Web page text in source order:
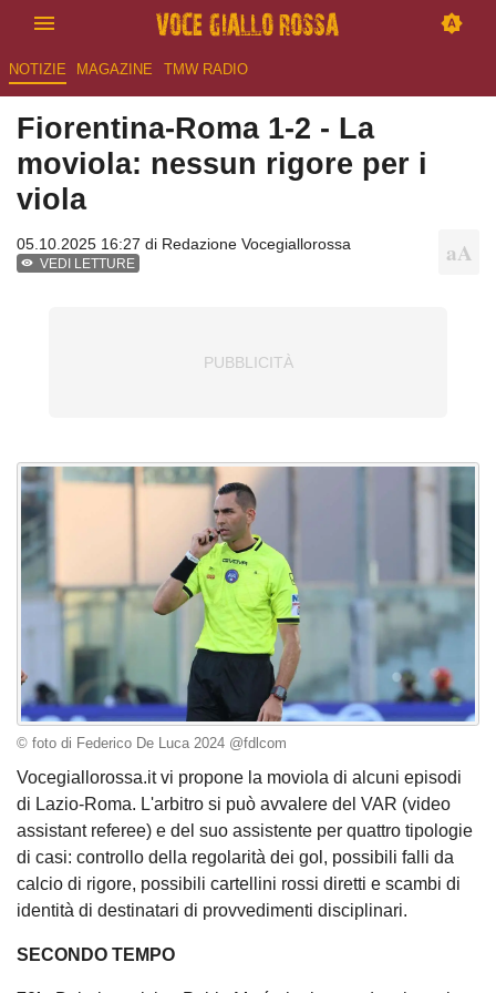
NOTIZIE MAGAZINE TMW RADIO
Fiorentina-Roma 1-2 - La
moviola: nessun rigore per i
viola
05.10.2025 16:27 di Redazione Vocegiallorossa
VEDI LETTURE
© foto di Federico De Luca 2024 @fdlcom
Vocegiallorossa.it vi propone la moviola di alcuni episodi
di Lazio-Roma. L'arbitro si può avvalere del VAR (video
assistant referee) e del suo assistente per quattro tipologie
di casi: controllo della regolarità dei gol, possibili falli da
calcio di rigore, possibili cartellini rossi diretti e scambi di
identità di destinatari di provvedimenti disciplinari.
SECONDO TEMPO